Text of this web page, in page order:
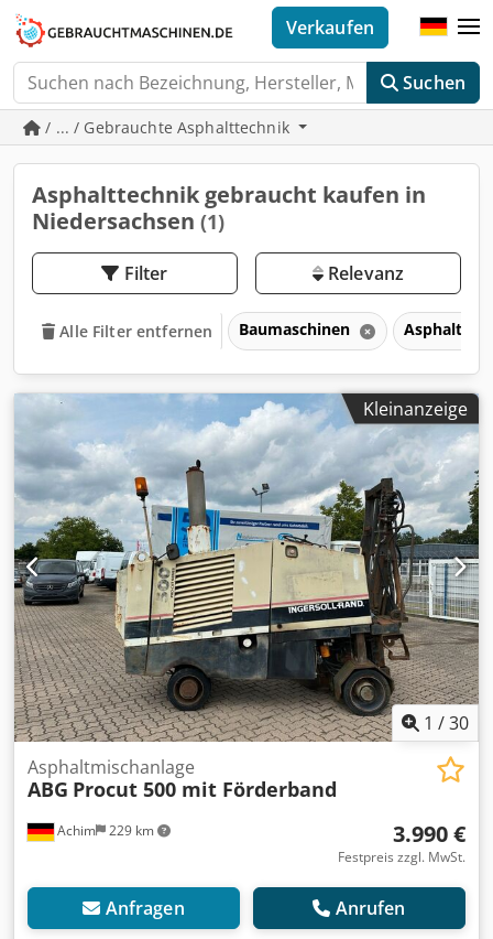
Suchen
Verkaufen
/ ... / Gebrauchte Asphalttechnik
Asphalttechnik gebraucht kaufen in
Niedersachsen (1)
Filter Relevanz
Alle Filter entfernen Baumaschinen
Kleinanzeige
1 /30
Achim 229 km
Asphaltmischanlage
ABG Procut 500 mit Förderband
3.990 €
Festpreis zzgl. MwSt.
Anfragen Anrufen